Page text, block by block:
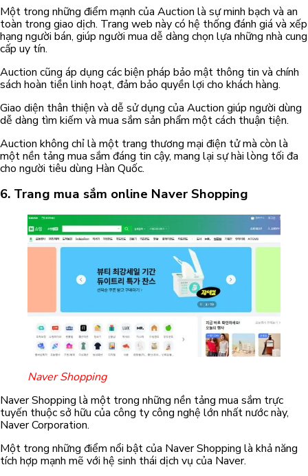
Một trong những điểm mạnh của Auction là sự minh bạch và an
toàn trong giao dịch. Trang web này có hệ thống đánh giá và xếp
hạng người bán, giúp người mua dễ dàng chọn lựa những nhà cung
cấp uy tín.
Auction cũng áp dụng các biện pháp bảo mật thông tin và chính
sách hoàn tiền linh hoạt, đảm bảo quyền lợi cho khách hàng.
Giao diện thân thiện và dễ sử dụng của Auction giúp người dùng
dễ dàng tìm kiếm và mua sắm sản phẩm một cách thuận tiện.
Auction không chỉ là một trang thương mại điện tử mà còn là
một nền tảng mua sắm đáng tin cậy, mang lại sự hài lòng tối đa
cho người tiêu dùng Hàn Quốc.
6. Trang mua sắm online Naver Shopping
Naver Shopping
Naver Shopping là một trong những nền tảng mua sắm trực
tuyến thuộc sở hữu của công ty công nghệ lớn nhất nước này,
Naver Corporation.
Một trong những điểm nổi bật của Naver Shopping là khả năng
tích hợp mạnh mẽ với hệ sinh thái dịch vụ của Naver.